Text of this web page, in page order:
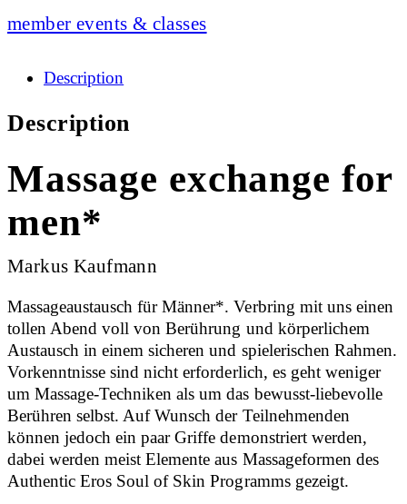
member events & classes
Description
Description
Massage exchange for
men*
Markus Kaufmann
Massageaustausch für Männer*. Verbring mit uns einen
tollen Abend voll von Berührung und körperlichem
Austausch in einem sicheren und spielerischen Rahmen.
Vorkenntnisse sind nicht erforderlich, es geht weniger
um Massage-Techniken als um das bewusst-liebevolle
Berühren selbst. Auf Wunsch der Teilnehmenden
können jedoch ein paar Griffe demonstriert werden,
dabei werden meist Elemente aus Massageformen des
Authentic Eros Soul of Skin Programms gezeigt.